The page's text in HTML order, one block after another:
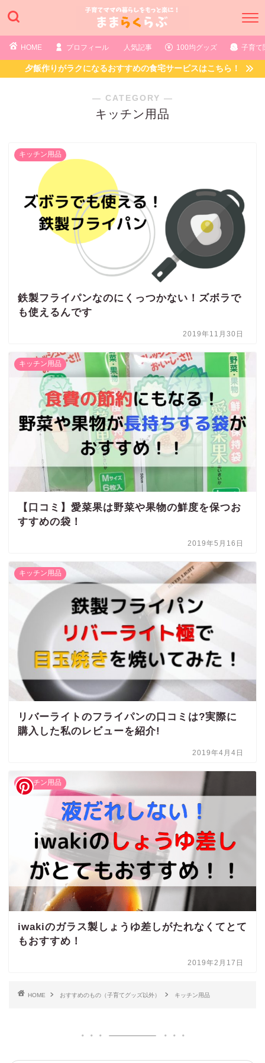
HOME プロフィール 人気記事 100均グッズ 子育て
夕飯作りがラクになるおすすめの食宅サービスはこちら！
― CATEGORY ―
キッチン用品
キッチン用品
鉄製フライパンなのにくっつかない！ズボラで
も使えるんです
2019年11月30日
キッチン用品
【口コミ】愛菜果は野菜や果物の鮮度を保つお
すすめの袋！
2019年5月16日
キッチン用品
リバーライトのフライパンの口コミは?実際に
購入した私のレビューを紹介!
2019年4月4日
キッチン用品
iwakiのガラス製しょうゆ差しがたれなくてとて
もおすすめ！
2019年2月17日
HOME おすすめのもの（子育てグッズ以外） キッチン用品